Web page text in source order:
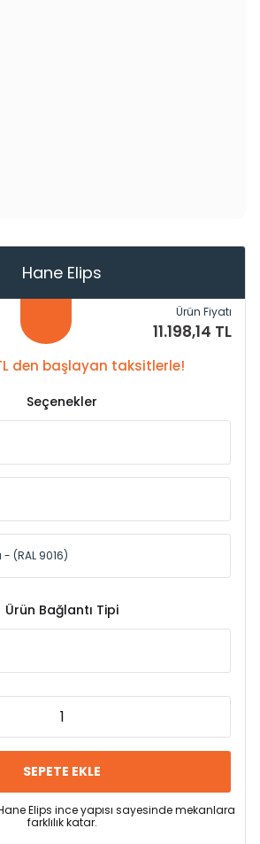
Hane Elips
Ürün Fiyatı
11.198,14 TL
den başlayan taksitlerle!
Seçenekler
Ürün Bağlantı Tipi
SEPETE EKLE
Elips ince yapısı sayesinde mekanlara
farklılık katar.